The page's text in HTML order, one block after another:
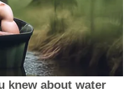
knew about water